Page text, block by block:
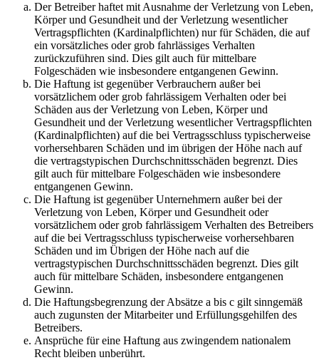
Der Betreiber haftet mit Ausnahme der Verletzung von Leben,
Körper und Gesundheit und der Verletzung wesentlicher
Vertragspflichten (Kardinalpflichten) nur für Schäden, die auf
ein vorsätzliches oder grob fahrlässiges Verhalten
zurückzuführen sind. Dies gilt auch für mittelbare
Folgeschäden wie insbesondere entgangenen Gewinn.
Die Haftung ist gegenüber Verbrauchern außer bei
vorsätzlichem oder grob fahrlässigem Verhalten oder bei
Schäden aus der Verletzung von Leben, Körper und
Gesundheit und der Verletzung wesentlicher Vertragspflichten
(Kardinalpflichten) auf die bei Vertragsschluss typischerweise
vorhersehbaren Schäden und im übrigen der Höhe nach auf
die vertragstypischen Durchschnittsschäden begrenzt. Dies
gilt auch für mittelbare Folgeschäden wie insbesondere
entgangenen Gewinn.
Die Haftung ist gegenüber Unternehmern außer bei der
Verletzung von Leben, Körper und Gesundheit oder
vorsätzlichem oder grob fahrlässigem Verhalten des Betreibers
auf die bei Vertragsschluss typischerweise vorhersehbaren
Schäden und im Übrigen der Höhe nach auf die
vertragstypischen Durchschnittsschäden begrenzt. Dies gilt
auch für mittelbare Schäden, insbesondere entgangenen
Gewinn.
Die Haftungsbegrenzung der Absätze a bis c gilt sinngemäß
auch zugunsten der Mitarbeiter und Erfüllungsgehilfen des
Betreibers.
Ansprüche für eine Haftung aus zwingendem nationalem
Recht bleiben unberührt.